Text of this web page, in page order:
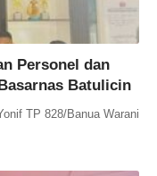
Personel dan
Batulicin
TP 828/Banua Warani